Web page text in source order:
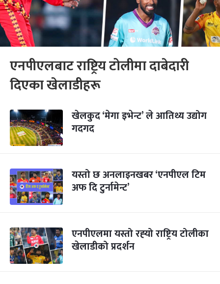
एनपीएलबाट राष्ट्रिय टोलीमा दाबेदारी
दिएका खेलाडीहरू
खेलकुद ‘मेगा इभेन्ट’ ले आतिथ्य उद्योग
गदगद
यस्तो छ अनलाइनखबर ‘एनपीएल टिम
अफ दि टुर्नामेन्ट’
एनपीएलमा यस्तो रह्‍यो राष्ट्रिय टोलीका
खेलाडीको प्रदर्शन